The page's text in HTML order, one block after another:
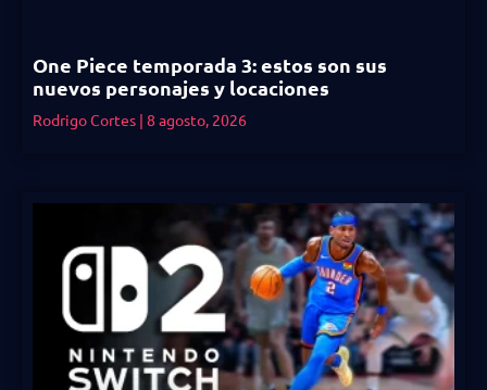
One Piece temporada 3: estos son sus
nuevos personajes y locaciones
Rodrigo Cortes 8 agosto, 2026